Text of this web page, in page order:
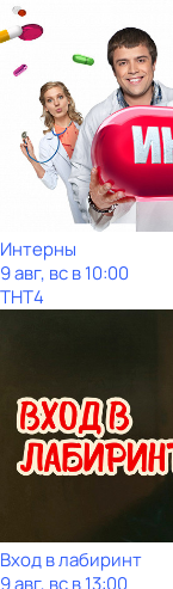
Интерны
9 авг, вс в 10:00
ТНТ4
Вход в лабиринт
9 авг, вс в 13:00